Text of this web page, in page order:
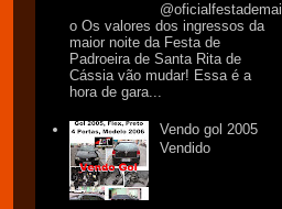
@oficialfestademai
o Os valores dos ingressos da
maior noite da Festa de
Padroeira de Santa Rita de
Cássia vão mudar! Essa é a
hora de gara...
Vendo gol 2005
Vendido